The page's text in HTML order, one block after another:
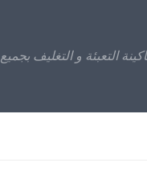
التعبئة و التغليف